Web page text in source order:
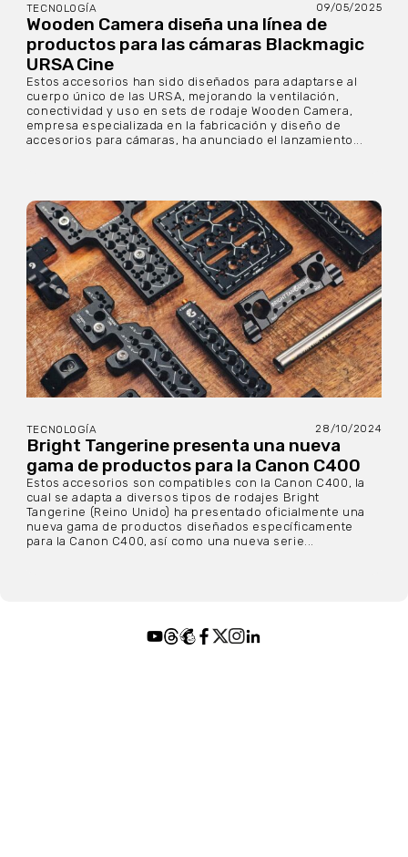
TECNOLOGÍA 09/05/2025
Wooden Camera diseña una línea de
productos para las cámaras Blackmagic
URSA Cine
Estos accesorios han sido diseñados para adaptarse al
cuerpo único de las URSA, mejorando la ventilación,
conectividad y uso en sets de rodaje Wooden Camera,
empresa especializada en la fabricación y diseño de
accesorios para cámaras, ha anunciado el lanzamiento...
TECNOLOGÍA 28/10/2024
Bright Tangerine presenta una nueva
gama de productos para la Canon C400
Estos accesorios son compatibles con la Canon C400, la
cual se adapta a diversos tipos de rodajes Bright
Tangerine (Reino Unido) ha presentado oficialmente una
nueva gama de productos diseñados específicamente
para la Canon C400, así como una nueva serie...